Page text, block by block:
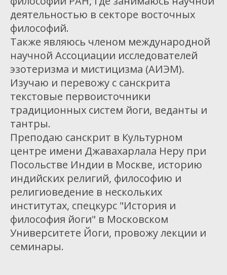
деятельностью в секторе восточных
философий.
Также являюсь членом международной
научной Ассоциации исследователей
эзотеризма и мистицизма (АИЭМ).
Изучаю и перевожу с санскрита
текстовые первоисточники
традиционных систем йоги, веданты и
тантры.
Преподаю санскрит в Культурном
центре имени Джавахарлала Неру при
Посольстве Индии в Москве, историю
индийских религий, философию и
религиоведение в нескольких
институтах, спецкурс "История и
философия йоги" в Московском
Университете Йоги, провожу лекции и
семинары.